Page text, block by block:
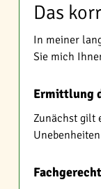
Das
In meiner
Sie mich
Ermittlung
Zunächst gilt